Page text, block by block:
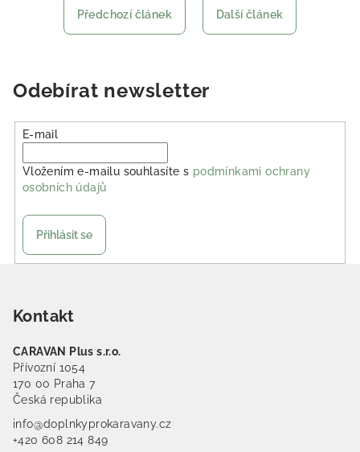
Předchozí článek Další článek
Odebírat newsletter
E-mail
Vložením e-mailu souhlasíte s podmínkami ochrany
osobních údajů
Přihlásit se
Kontakt
CARAVAN Plus s.r.o.
Přívozní 1054
170 00 Praha 7
Česká republika
info@doplnkyprokaravany.cz
+420 608 214 849